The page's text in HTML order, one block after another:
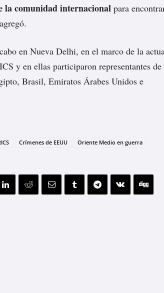
la comunidad internacional para
en Nueva Delhi, en el marco de la
y en ellas participaron representantes de
Brasil, Emiratos Árabes Unidos e
Crímenes de EEUU
Oriente Medio en guerra